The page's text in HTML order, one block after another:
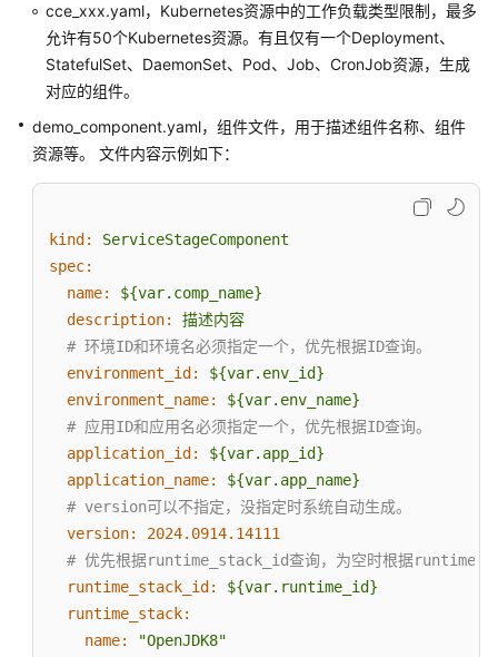
件
使
用
拟
机
方
创
建
组
用
导
入
CCE
工
作
负
载
创
cce_xxx.yaml，Kubernetes资源中的工作负载类型限制，最多
允许有50个Kubernetes资源。有且仅有一个Deployment、
StatefulSet、DaemonSet、Pod、Job、CronJob资源，生成
对应的组件。
demo_component.yaml，组件文件，用于描述组件名称、组件
资源等。 文件内容示例如下：
kind:
ServiceStageComponent
spec:
name:
${var.comp_name}
description:
描述内容
# 环境ID和环境名必须指定一个，优先根据ID查询。
environment_id:
${var.env_id}
environment_name:
${var.env_name}
# 应用ID和应用名必须指定一个，优先根据ID查询。
application_id:
${var.app_id}
application_name:
${var.app_name}
# version可以不指定，没指定时系统自动生成。
version:
2024.0914.14111
# 优先根据runtime_stack_id查询，为空时根据
runtime_stack_id:
${var.runtime_id}
runtime_stack:
name:
"OpenJDK8"